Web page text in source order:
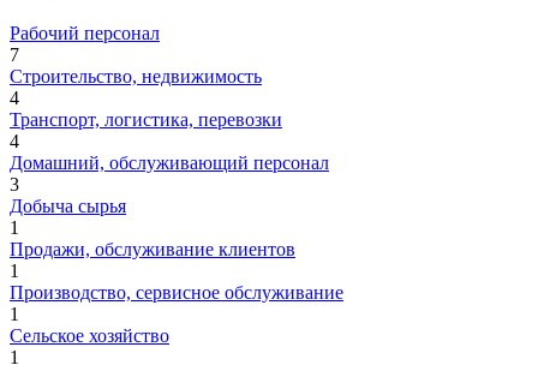
Рабочий персонал
7
Строительство, недвижимость
4
Транспорт, логистика, перевозки
4
Домашний, обслуживающий персонал
3
Добыча сырья
1
Продажи, обслуживание клиентов
1
Производство, сервисное обслуживание
1
Сельское хозяйство
1